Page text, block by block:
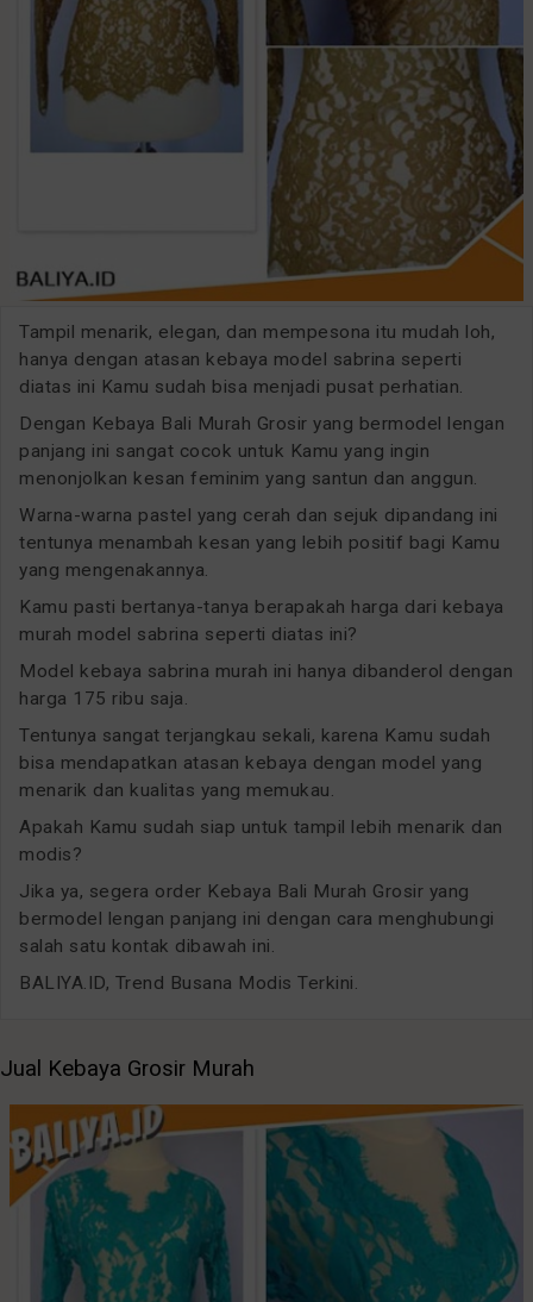
Tampil menarik, elegan, dan mempesona itu mudah loh,
hanya dengan atasan kebaya model sabrina seperti
diatas ini Kamu sudah bisa menjadi pusat perhatian.
Dengan Kebaya Bali Murah Grosir yang bermodel lengan
panjang ini sangat cocok untuk Kamu yang ingin
menonjolkan kesan feminim yang santun dan anggun.
Warna-warna pastel yang cerah dan sejuk dipandang ini
tentunya menambah kesan yang lebih positif bagi Kamu
yang mengenakannya.
Kamu pasti bertanya-tanya berapakah harga dari kebaya
murah model sabrina seperti diatas ini?
Model kebaya sabrina murah ini hanya dibanderol dengan
harga 175 ribu saja.
Tentunya sangat terjangkau sekali, karena Kamu sudah
bisa mendapatkan atasan kebaya dengan model yang
menarik dan kualitas yang memukau.
Apakah Kamu sudah siap untuk tampil lebih menarik dan
modis?
Jika ya, segera order Kebaya Bali Murah Grosir yang
bermodel lengan panjang ini dengan cara menghubungi
salah satu kontak dibawah ini.
BALIYA.ID, Trend Busana Modis Terkini.
Jual Kebaya Grosir Murah